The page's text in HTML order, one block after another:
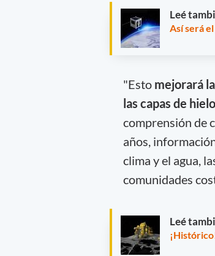
Leé
Así será
"Esto mejorará
las capas de
comprensión de
años,
clima y el agua,
comunidades
Leé